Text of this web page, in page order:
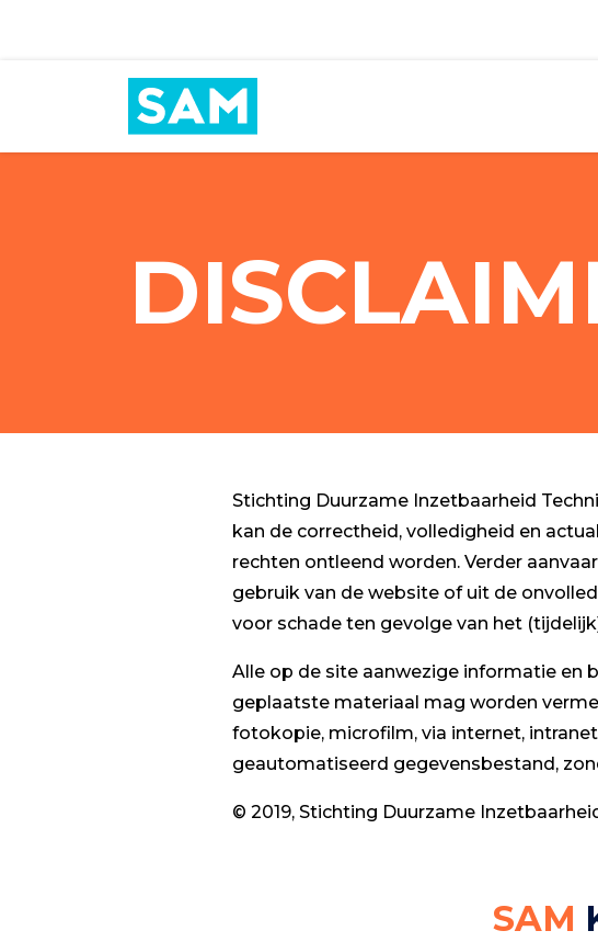
Stichting Duurzame Inzetbaarheid
kan de correctheid, volledigheid en
rechten ontleend worden. Verder
gebruik van de website of uit de
voor schade ten gevolge van het
Alle op de site aanwezige informatie en
geplaatste materiaal mag worden
fotokopie, microfilm, via internet,
geautomatiseerd gegevensbestand,
© 2019, Stichting Duurzame
SAM